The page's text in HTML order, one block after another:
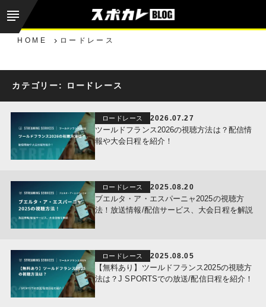
HOME ロードレース
カテゴリー: ロードレース
ロードレース 2026.07.27
ツールドフランス2026の視聴方法は？配信情
報や大会日程を紹介！
ロードレース 2025.08.20
ブエルタ・ア・エスパーニャ2025の視聴方
法！放送情報/配信サービス、大会日程を解説
ロードレース 2025.08.05
【無料あり】ツールドフランス2025の視聴方
法は？J SPORTSでの放送/配信日程を紹介！